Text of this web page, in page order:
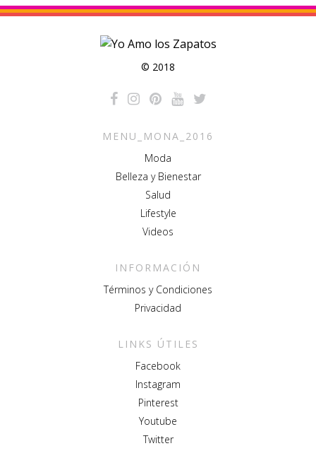
© 2018
MENU_MONA_2016
Moda
Belleza y Bienestar
Salud
Lifestyle
Videos
INFORMACIÓN
Términos y Condiciones
Privacidad
LINKS ÚTILES
Facebook
Instagram
Pinterest
Youtube
Twitter